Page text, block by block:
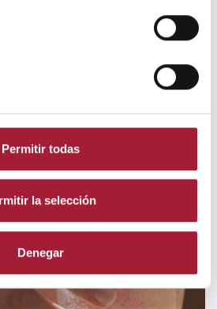
Permitir todas
la selección
Denegar
urgente.